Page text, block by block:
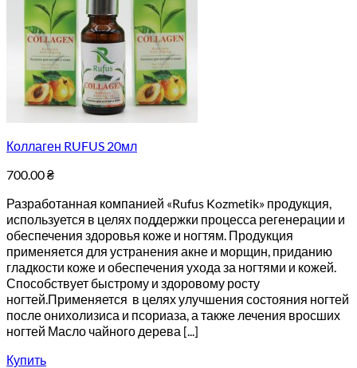
Коллаген RUFUS 20мл
700.00₴
Разработанная компанией «Rufus Kozmetik» продукция,
используется в целях поддержки процесса регенерации и
обеспечения здоровья коже и ногтям. Продукция
применяется для устранения акне и морщин, приданию
гладкости коже и обеспечения ухода за ногтями и кожей.
Способствует быстрому и здоровому росту
ногтей.Применяется в целях улучшения состояния ногтей
после онихолизиса и псориаза, а также лечения вросших
ногтей Масло чайного дерева [...]
Купить